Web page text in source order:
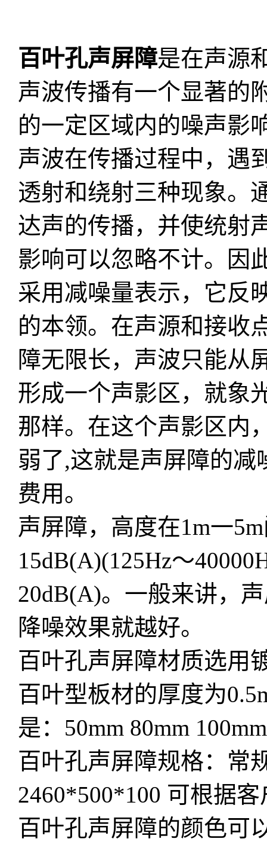
百叶孔声屏障是在声源
声波传播有一个显著的
的一定区域内的噪声影
声波在传播过程中，遇
透射和绕射三种现象。
达声的传播，并使统射
影响可以忽略不计。因
采用减噪量表示，它反
的本领。在声源和接收
障无限长，声波只能从
形成一个声影区，就象
那样。在这个声影区内
弱了,这就是声屏障的
费用。
声屏障，高度在1m一
15dB(A)(125Hz～
20dB(A)。一般来讲，
降噪效果就越好。
百叶孔声屏障材质选用
百叶型板材的厚度为
是：50mm 80mm
百叶孔声屏障规格：常
2460*500*100 可根据
百叶孔声屏障的颜色可